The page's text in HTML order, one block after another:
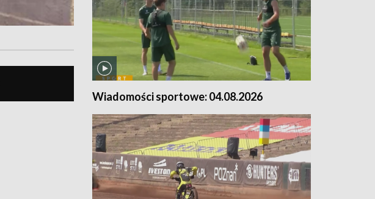
Wiadomości sportowe: 04.08.2026